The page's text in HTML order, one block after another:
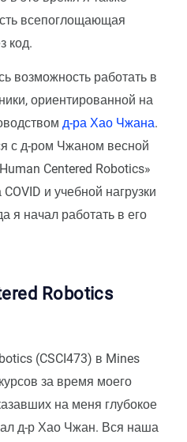
всепоглощающая
код.
возможность работать в
ориентированной на
д-ра Хао Чжана.
с д-ром Чжаном весной
Centered Robotics»
и учебной нагрузки
я начал работать в его
Robotics
(CSCI473) в Mines
за время моего
на меня глубокое
д-р Хао Чжан. Вся наша